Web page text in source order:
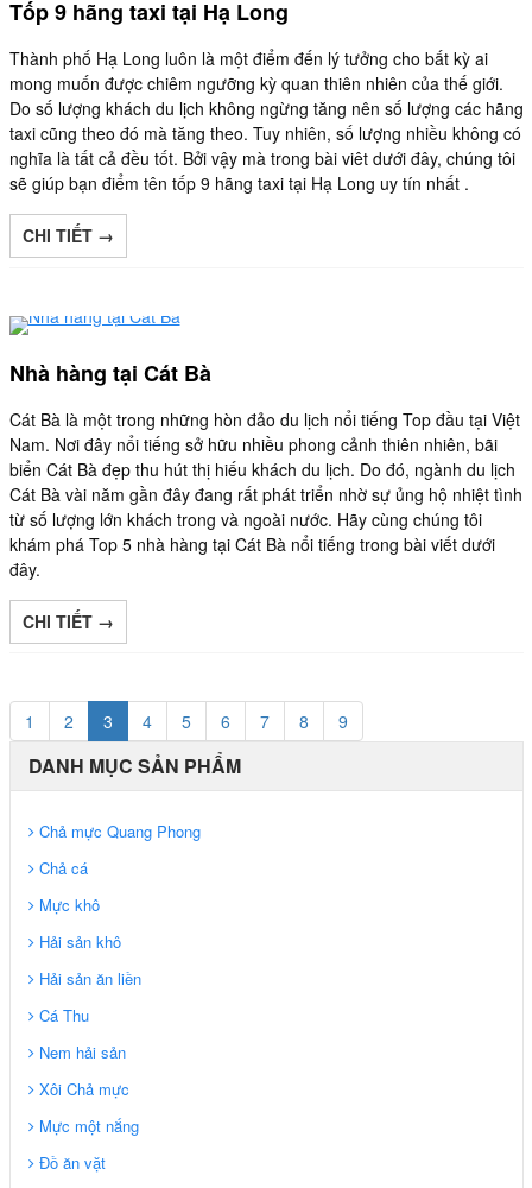
Tốp 9 hãng taxi tại Hạ Long
Thành phố Hạ Long luôn là một điểm đến lý tưởng cho bất kỳ ai
mong muốn được chiêm ngưỡng kỳ quan thiên nhiên của thế giới.
Do số lượng khách du lịch không ngừng tăng nên số lượng các hãng
taxi cũng theo đó mà tăng theo. Tuy nhiên, số lượng nhiều không có
nghĩa là tất cả đều tốt. Bởi vậy mà trong bài viêt dưới đây, chúng tôi
sẽ giúp bạn điểm tên tốp 9 hãng taxi tại Hạ Long uy tín nhất .
CHI TIẾT →
Nhà hàng tại Cát Bà
Cát Bà là một trong những hòn đảo du lịch nổi tiếng Top đầu tại Việt
Nam. Nơi đây nổi tiếng sở hữu nhiều phong cảnh thiên nhiên, bãi
biển Cát Bà đẹp thu hút thị hiếu khách du lịch. Do đó, ngành du lịch
Cát Bà vài năm gần đây đang rất phát triển nhờ sự ủng hộ nhiệt tình
từ số lượng lớn khách trong và ngoài nước. Hãy cùng chúng tôi
khám phá Top 5 nhà hàng tại Cát Bà nổi tiếng trong bài viết dưới
đây.
CHI TIẾT →
1 2 3 4 5 6 7 8 9
DANH MỤC SẢN PHẨM
Chả mực Quang Phong
Chả cá
Mực khô
Hải sản khô
Hải sản ăn liền
Cá Thu
Nem hải sản
Xôi Chả mực
Mực một nắng
Đồ ăn vặt